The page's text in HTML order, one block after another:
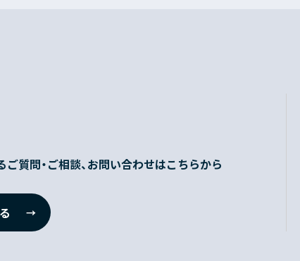
質問・ご相談、お問い合わせはこちらから